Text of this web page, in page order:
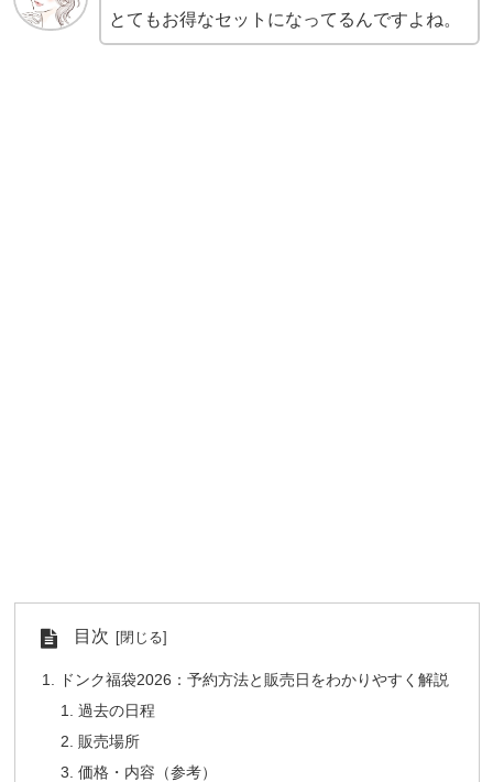
とてもお得なセットになってるんですよね。
目次
ドンク福袋2026：予約方法と販売日をわかりやすく解説
過去の日程
販売場所
価格・内容（参考）